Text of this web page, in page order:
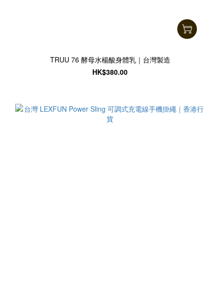
TRUU 76 酵母水楊酸身體乳｜台灣製造
HK$380.00